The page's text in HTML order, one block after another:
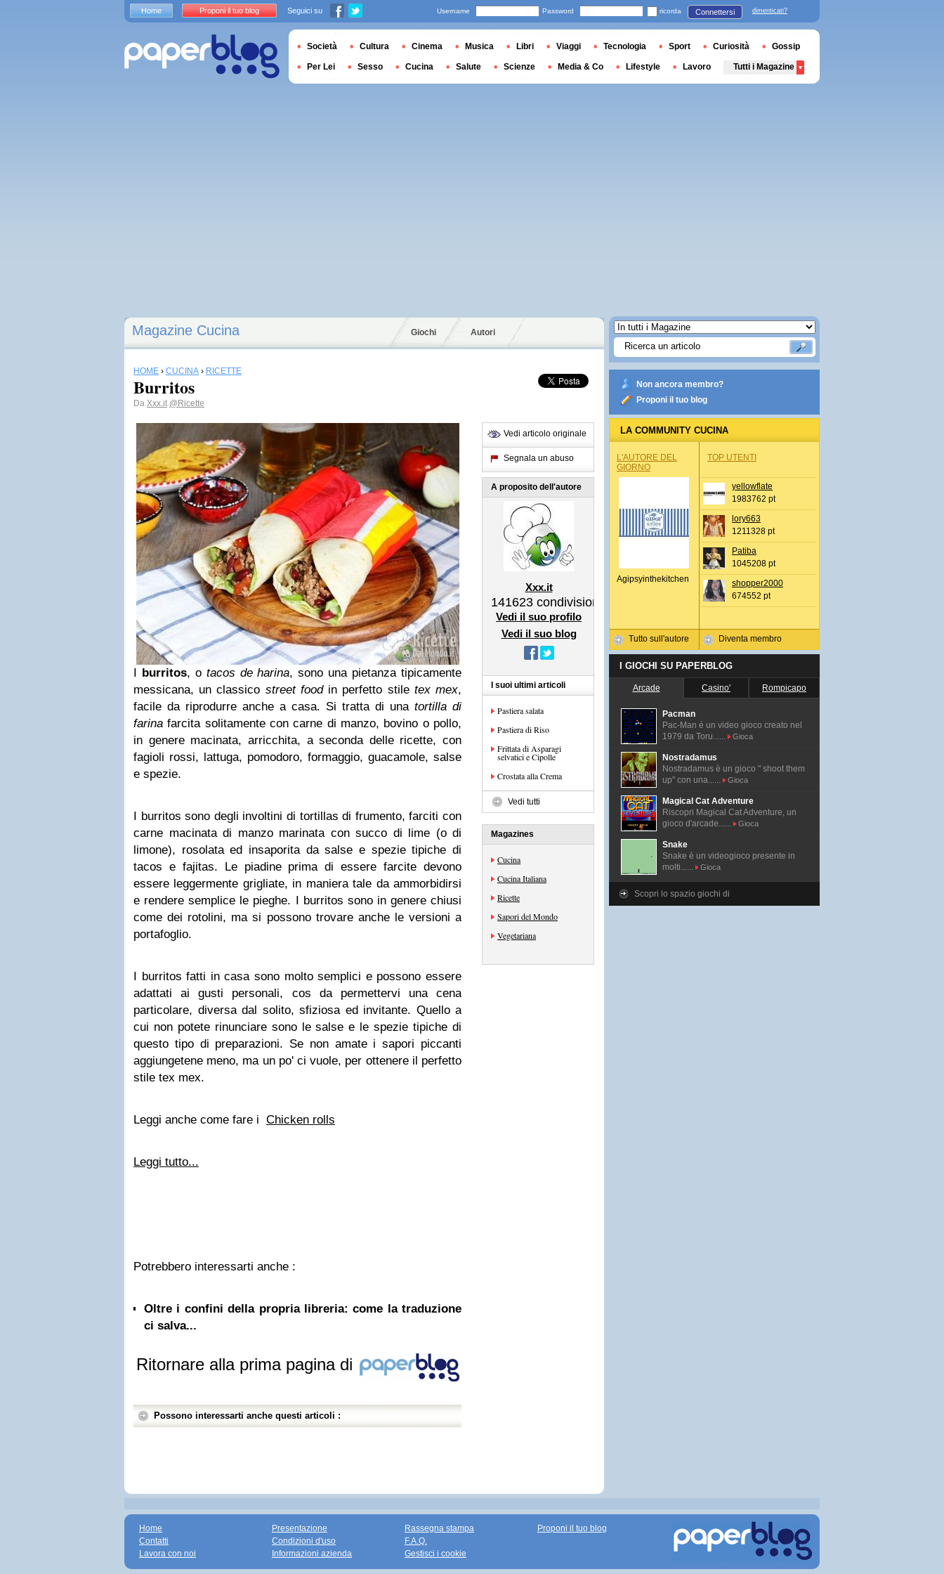
Magazine Cucina Giochi Autori
HOME › CUCINA › RICETTE
Burritos
Da Xxx.it @Ricette
I burritos, o tacos de harina, sono una pietanza tipicamente
messicana, un classico street foodin perfetto stile tex mex,
facile da riprodurre anche a casa. Si tratta di una tortilla di
farina farcita solitamente con carne di manzo, bovino o pollo,
in genere macinata, arricchita, a seconda delle ricette, con
fagioli rossi, lattuga, pomodoro, formaggio, guacamole, salse
e spezie.
I burritos sono degli involtini di tortillas di frumento, farciti con
carne macinata di manzo marinata con succo di lime (o di
limone), rosolata ed insaporita da salse e spezie tipiche di
tacos e fajitas. Le piadine prima di essere farcite devono
essere leggermente grigliate, in maniera tale da ammorbidirsi
e rendere semplice le pieghe. I burritos sono in genere chiusi
come dei rotolini, ma si possono trovare anche le versioni a
portafoglio.
I burritos fatti in casa sono molto semplici e possono essere
adattati ai gusti personali, cos da permettervi una cena
particolare, diversa dal solito, sfiziosa ed invitante. Quello a
cui non potete rinunciare sono le salse e le spezie tipiche di
questo tipo di preparazioni. Se non amate i sapori piccanti
aggiungetene meno, ma un po' ci vuole, per ottenere il perfetto
stile tex mex.
Leggi anche come fare i Chicken rolls
Leggi tutto...
Potrebbero interessarti anche :
Oltre i confini della propria libreria: come la traduzione
ci salva...
Ritornare alla prima pagina di
Possono interessarti anche questi articoli :
Vedi articolo originale
Segnala un abuso
A proposito dell'autore
Xxx.it
141623 condivisioni
Vedi il suo profilo
Vedi il suo blog
I suoi ultimi articoli
Pastiera salata
Pastiera di Riso
Frittata di Asparagi
selvatici e Cipolle
Crostata alla Crema
Vedi tutti
Magazines
Cucina
Cucina Italiana
Ricette
Sapori del Mondo
Vegetariana
Non ancora membro?
Proponi il tuo blog
LA COMMUNITY CUCINA
L'AUTORE DEL
GIORNO
Agipsyinthekitchen
Tutto sull'autore
TOP UTENTI
yellowflate
1983762 pt
lory663
1211328 pt
Patiba
1045208 pt
shopper2000
674552 pt
Diventa membro
I GIOCHI SU PAPERBLOG
Arcade Casino' Rompicapo
Pacman
Pac-Man é un video gioco creato nel
1979 da Toru......
Gioca
Nostradamus
Nostradamus è un gioco " shoot them
up" con una......
Gioca
Magical Cat Adventure
Riscopri Magical Cat Adventure, un
gioco d'arcade......
Gioca
Snake
Snake è un videogioco presente in
molti......
Gioca
Scopri lo spazio giochi di
Home Proponi il tuo blog Seguici su Username Password ricorda Connettersi dimenticati?
Società Cultura Cinema Musica Libri Viaggi Tecnologia Sport Curiosità Gossip
Per Lei Sesso Cucina Salute Scienze Media & Co Lifestyle Lavoro Tutti i Magazine
Home
Contatti
Lavora con noi
Presentazione
Condizioni d'uso
Informazioni azienda
Rassegna stampa
F.A.Q.
Gestisci i cookie
Proponi il tuo blog